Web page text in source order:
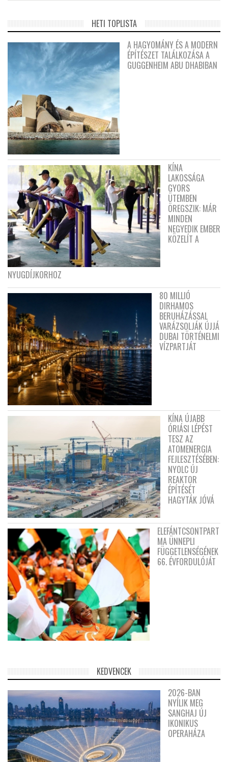
HETI TOPLISTA
A HAGYOMÁNY ÉS A MODERN
ÉPÍTÉSZET TALÁLKOZÁSA A
GUGGENHEIM ABU DHABIBAN
KÍNA
LAKOSSÁGA
GYORS
ÜTEMBEN
ÖREGSZIK: MÁR
MINDEN
NEGYEDIK EMBER
KÖZELÍT A
NYUGDÍJKORHOZ
80 MILLIÓ
DIRHAMOS
BERUHÁZÁSSAL
VARÁZSOLJÁK ÚJJÁ
DUBAI TÖRTÉNELMI
VÍZPARTJÁT
KÍNA ÚJABB
ÓRIÁSI LÉPÉST
TESZ AZ
ATOMENERGIA
FEJLESZTÉSÉBEN:
NYOLC ÚJ
REAKTOR
ÉPÍTÉSÉT
HAGYTÁK JÓVÁ
ELEFÁNTCSONTPART
MA ÜNNEPLI
FÜGGETLENSÉGÉNEK
66. ÉVFORDULÓJÁT
KEDVENCEK
2026-BAN
NYÍLIK MEG
SANGHAJ ÚJ
IKONIKUS
OPERAHÁZA